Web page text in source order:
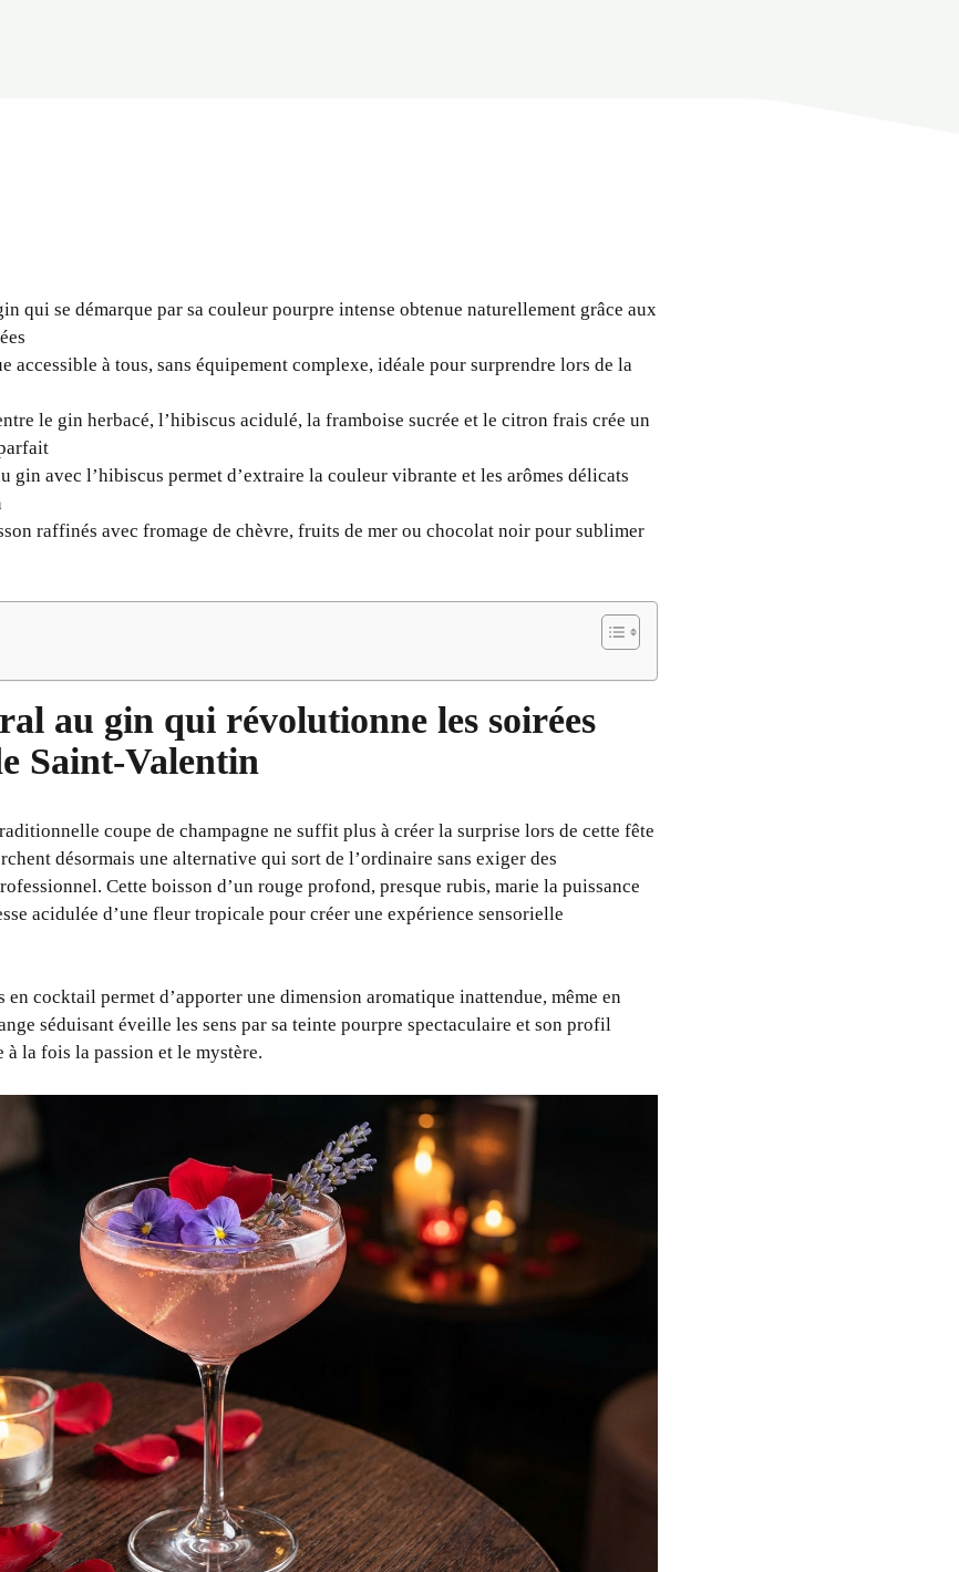
qui se démarque par sa couleur pourpre intense obtenue naturellement grâce aux
accessible à tous, sans équipement complexe, idéale pour surprendre lors de la
le gin herbacé, l’hibiscus acidulé, la framboise sucrée et le citron frais crée un
gin avec l’hibiscus permet d’extraire la couleur vibrante et les arômes délicats
raffinés avec fromage de chèvre, fruits de mer ou chocolat noir pour sublimer
au gin qui révolutionne les soirées
Saint-Valentin
coupe de champagne ne suffit plus à créer la surprise lors de cette fête
désormais une alternative qui sort de l’ordinaire sans exiger des
Cette boisson d’un rouge profond, presque rubis, marie la puissance
acidulée d’une fleur tropicale pour créer une expérience sensorielle
en cocktail permet d’apporter une dimension aromatique inattendue, même en
séduisant éveille les sens par sa teinte pourpre spectaculaire et son profil
la fois la passion et le mystère.